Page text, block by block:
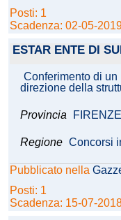
Posti: 1
Scadenza: 02-05-
ESTAR ENTE DI
Conferimento di
direzione della
Provincia FIRENZE
Regione Concorsi
Pubblicato nella
Posti: 1
Scadenza: 15-07-